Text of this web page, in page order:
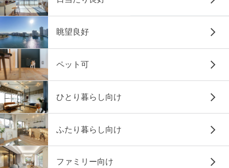
眺望良好
ペット可
ひとり暮らし向け
ふたり暮らし向け
ファミリー向け